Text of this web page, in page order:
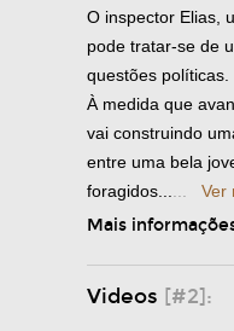
O inspector Elias,
pode tratar-se de
questões políticas.
À medida que
vai construindo
entre uma bela
foragidos...
Ver
Mais
Videos [#2]: